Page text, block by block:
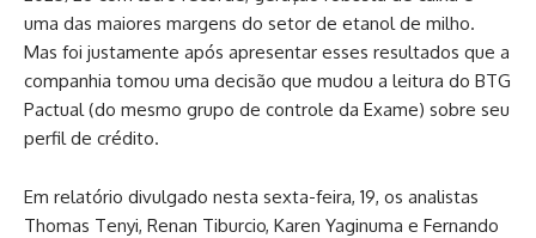
uma das maiores margens do setor de etanol de milho.
Mas foi justamente após apresentar esses resultados que a
companhia tomou uma decisão que mudou a leitura do BTG
Pactual (do mesmo grupo de controle da Exame) sobre seu
perfil de crédito.
Em relatório divulgado nesta sexta-feira, 19, os analistas
Thomas Tenyi, Renan Tiburcio, Karen Yaginuma e Fernando